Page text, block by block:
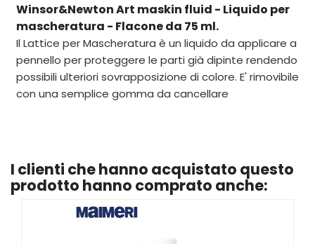
Winsor&Newton Art maskin fluid - Liquido per
mascheratura - Flacone da 75 ml.
Il Lattice per Mascheratura è un liquido da applicare a
pennello per proteggere le parti già dipinte rendendo
possibili ulteriori sovrapposizione di colore. E' rimovibile
con una semplice gomma da cancellare
I clienti che hanno acquistato questo
prodotto hanno comprato anche: